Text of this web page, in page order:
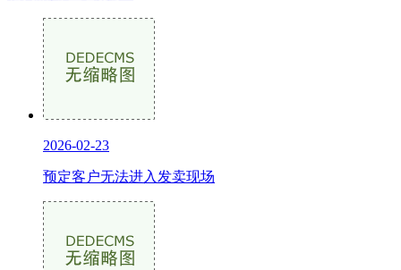
2026-02-23
预定客户无法进入发卖现场